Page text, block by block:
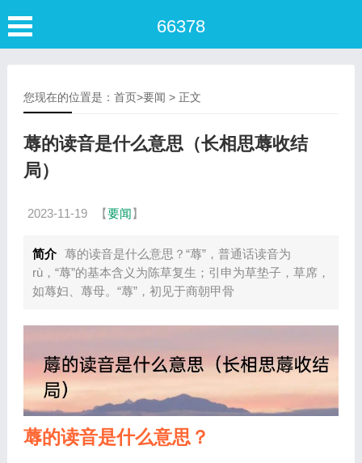
66378
您现在的位置是： 首页>要闻 > 正文
蓐的读音是什么意思（长相思蓐收结
局）
2023-11-19 【要闻】
简介 蓐的读音是什么意思？“蓐”，普通话读音为
rù，“蓐”的基本含义为陈草复生；引申为草垫子，草席，
如蓐妇、蓐母。“蓐”，初见于商朝甲骨
蓐的读音是什么意思？